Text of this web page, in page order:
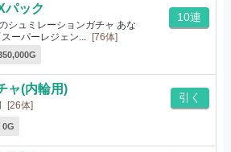
パック
シュミレーションガチャ あな
ーパーレジェン...
[76体]
10連
ャ(内輪用)
[26体]
0G
引く